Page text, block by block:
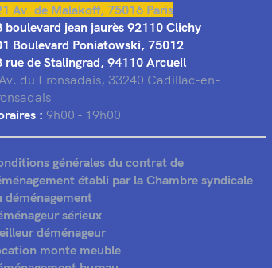
Av. de Malakoff, 75016 Paris
boulevard jean jaurès 92110 Clichy
Boulevard Poniatowski, 75012
rue de Stalingrad, 94110 Arcueil
du Fronsadais, 33240 Cadillac-en-
: 9h00 - 19h00
générales du contrat de
établi par la Chambre syndicale
déménagement
sérieux
déménageur
monte meuble